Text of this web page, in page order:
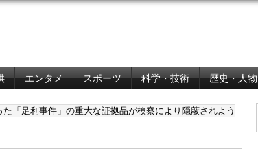
エンタメ スポーツ 科学・技術 歴史・人物
た「足利事件」の重大な証拠品が検察により隠蔽されよう